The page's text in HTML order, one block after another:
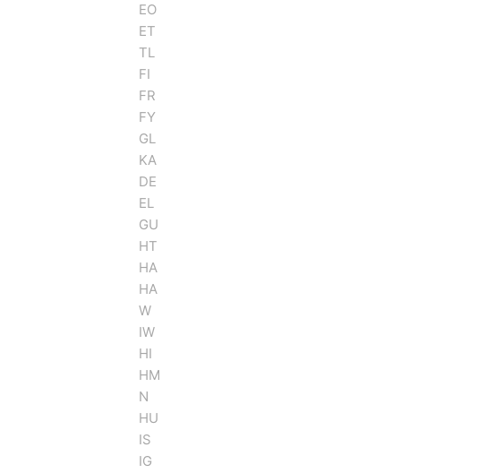
EO
ET
TL
FI
FR
FY
GL
KA
DE
EL
GU
HT
HA
HA
W
IW
HI
HM
N
HU
IS
IG